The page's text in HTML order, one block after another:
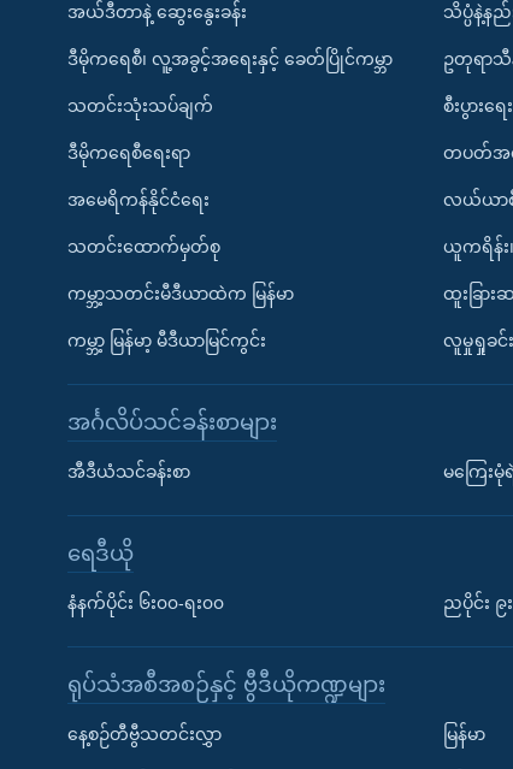
အယ်ဒီတာနဲ့ ဆွေးနွေးခန်း
ဒီမိုကရေစီ၊ လူ့အခွင့်အရေးနှင့် ခေတ်ပြိုင်ကမ္ဘာ
သတင်းသုံးသပ်ချက်
ဒီမိုကရေစီရေးရာ
အမေရိကန်နိုင်ငံရေး
သတင်းထောက်မှတ်စု
ကမ္ဘာ့သတင်းမီဒီယာထဲက မြန်မာ
ကမ္ဘာ့ မြန်မာ့ မီဒီယာမြင်ကွင်း
သိပ္ပံနဲ့န
ဥတုရာသီ
စီးပွားရေး
တပတ်အတွ
လယ်ယာစီ
ယူကရိန်း
ထူးခြား
လူမှုရှုခင်း
အင်္ဂလိပ်သင်ခန်းစာများ
အီဒီယံသင်ခန်းစာ မကြေး
ရေဒီယို
နံနက်ပိုင်း ၆း၀၀-ရး၀၀ ညပိုင်း ၉
ရုပ်သံအစီအစဉ်နှင့် ဗွီဒီယိုကဏ္ဍများ
နေ့စဉ်တီဗွီသတင်းလွှာ မြန်မာ